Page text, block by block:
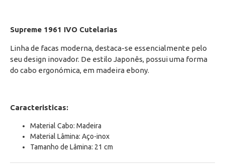
Supreme 1961 IVO Cutelarias
Linha de facas moderna, destaca-se essencialmente pelo
seu design inovador. De estilo Japonês, possui uma forma
do cabo ergonómica, em madeira ebony.
Caracteristicas:
Material Cabo: Madeira
Material Lâmina: Aço-inox
Tamanho de Lâmina: 21 cm